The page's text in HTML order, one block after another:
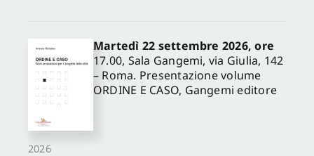
2026
Martedì 22 settembre 2026, ore
17.00, Sala Gangemi, via Giulia, 142
– Roma. Presentazione volume
ORDINE E CASO, Gangemi editore